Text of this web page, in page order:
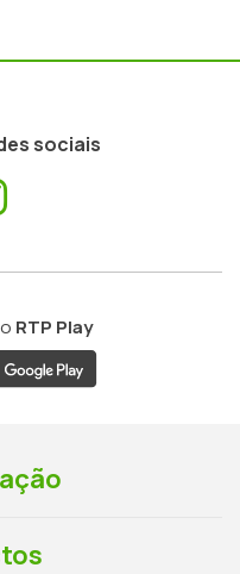
sociais
RTP Play